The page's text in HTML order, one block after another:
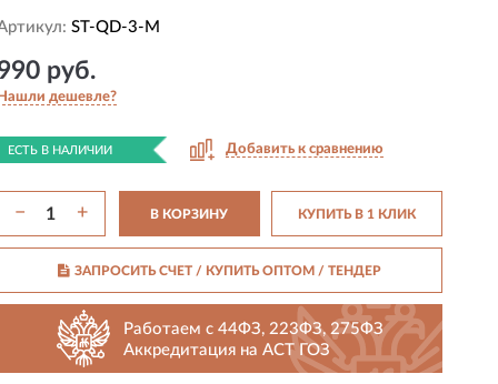
ST-QD-3-M
руб.
дешевле?
ЕСТЬ В НАЛИЧИИ Добавить к сравнению
− + В КОРЗИНУ КУПИТЬ В 1 КЛИК
ЗАПРОСИТЬ СЧЕТ / КУПИТЬ ОПТОМ/ ТЕНДЕР
Работаем с 44ФЗ, 223ФЗ, 275ФЗ
Аккредитация на АСТ ГОЗ